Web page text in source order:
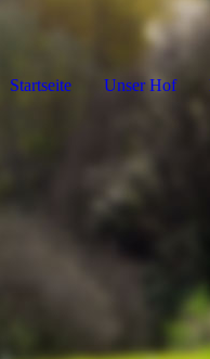
Startseite Unser Hof